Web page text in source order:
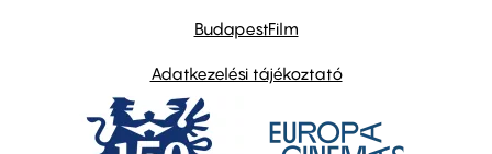
BudapestFilm
Adatkezelési tájékoztató